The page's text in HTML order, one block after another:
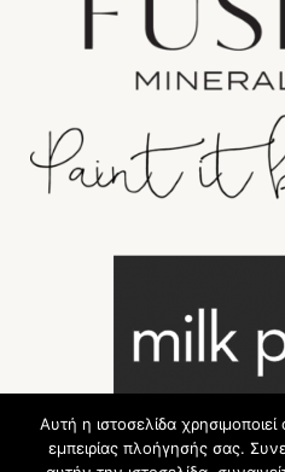
Αυτή η ιστοσελίδα
εμπειρίας πλοήγησής σας.